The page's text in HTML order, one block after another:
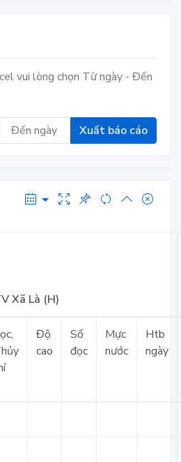
vui lòng chọn Từ ngày - Đến
Xuất báo cáo
Xã Là (H)
Độ
cao
Số
đọc
Mực
nước
Htb
ngày